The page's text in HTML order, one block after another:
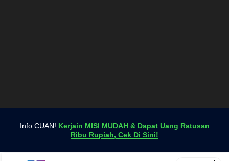
Info CUAN! Kerjain MISI MUDAH & Dapat Uang Ratusan
Ribu Rupiah, Cek Di Sini!